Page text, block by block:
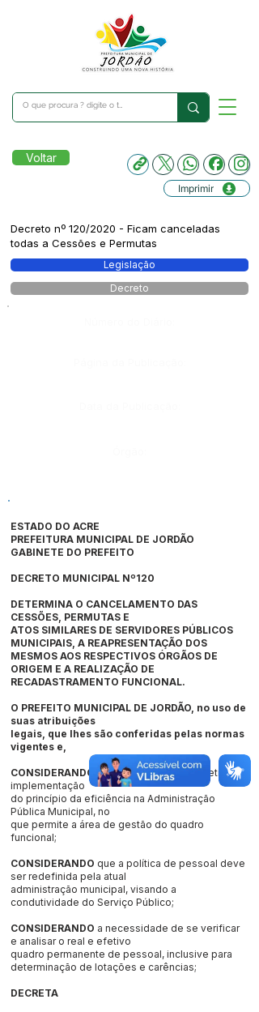
Voltar
Imprimir
Decreto nº 120/2020 - Ficam canceladas
todas a Cessões e Permutas
Legislação
Decreto
ESTADO DO ACRE
PREFEITURA MUNICIPAL DE JORDÃO
GABINETE DO PREFEITO
DECRETO MUNICIPAL Nº120
DETERMINA O CANCELAMENTO DAS
CESSÕES, PERMUTAS E
ATOS SIMILARES DE SERVIDORES PÚBLICOS
MUNICIPAIS, A REAPRESENTAÇÃO DOS
MESMOS AOS RESPECTIVOS ÓRGÃOS DE
ORIGEM E A REALIZAÇÃO DE
RECADASTRAMENTO FUNCIONAL.
O PREFEITO MUNICIPAL DE JORDÃO, no uso de
suas atribuições
legais, que lhes são conferidas pelas normas
vigentes e,
CONSIDERANDO que há necessidade efetiva de
implementação
do princípio da eficiência na Administração
Pública Municipal, no
que permite a área de gestão do quadro
funcional;
CONSIDERANDO que a política de pessoal deve
ser redefinida pela atual
administração municipal, visando a
condutividade do Serviço Público;
CONSIDERANDO a necessidade de se verificar
e analisar o real e efetivo
quadro permanente de pessoal, inclusive para
determinação de lotações e carências;
DECRETA